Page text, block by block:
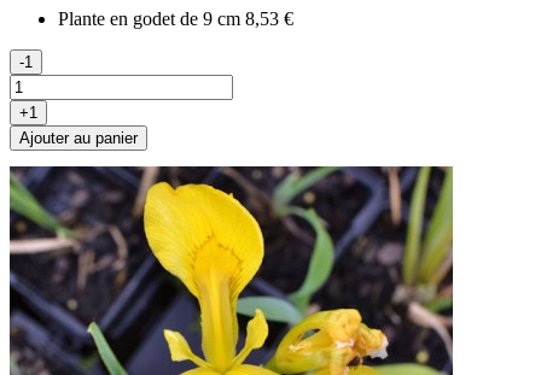
Plante en godet de 9 cm 8,53 €
-1
+1
Ajouter au panier